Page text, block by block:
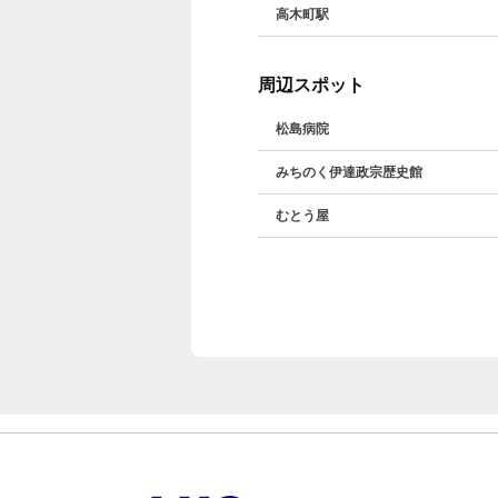
高木町駅
周辺スポット
松島病院
みちのく伊達政宗歴史館
むとう屋